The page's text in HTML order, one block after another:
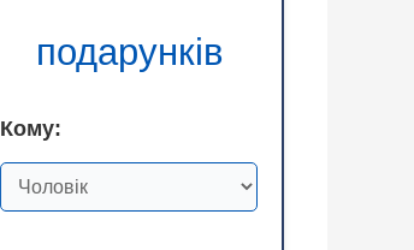
подарунків
Кому: